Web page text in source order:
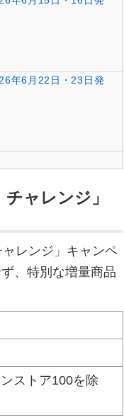
年6月22日・23日発
ャレンジ」
レンジ」キャンペ
、特別な増量商品
ストア100を除